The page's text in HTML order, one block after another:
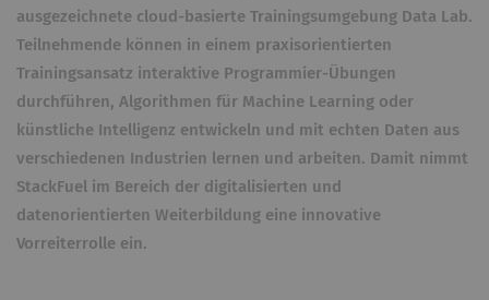
ausgezeichnete cloud-basierte Trainingsumgebung Data Lab.
Teilnehmende können in einem praxisorientierten
Trainingsansatz interaktive Programmier-Übungen
durchführen, Algorithmen für Machine Learning oder
künstliche Intelligenz entwickeln und mit echten Daten aus
verschiedenen Industrien lernen und arbeiten. Damit nimmt
StackFuel im Bereich der digitalisierten und
datenorientierten Weiterbildung eine innovative
Vorreiterrolle ein.